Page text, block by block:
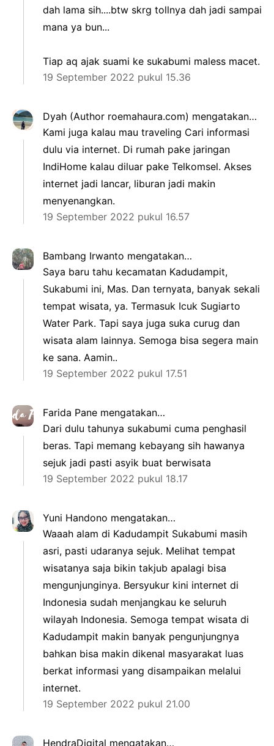
dah lama sih....btw skrg tollnya dah jadi sampai
mana ya bun...
Tiap aq ajak suami ke sukabumi maless macet.
19 September 2022 pukul 15.36
Dyah (Author roemahaura.com) mengatakan…
Kami juga kalau mau traveling Cari informasi
dulu via internet. Di rumah pake jaringan
IndiHome kalau diluar pake Telkomsel. Akses
internet jadi lancar, liburan jadi makin
menyenangkan.
19 September 2022 pukul 16.57
Bambang Irwanto mengatakan…
Saya baru tahu kecamatan Kadudampit,
Sukabumi ini, Mas. Dan ternyata, banyak sekali
tempat wisata, ya. Termasuk Icuk Sugiarto
Water Park. Tapi saya juga suka curug dan
wisata alam lainnya. Semoga bisa segera main
ke sana. Aamin..
19 September 2022 pukul 17.51
Farida Pane mengatakan…
Dari dulu tahunya sukabumi cuma penghasil
beras. Tapi memang kebayang sih hawanya
sejuk jadi pasti asyik buat berwisata
19 September 2022 pukul 18.17
Yuni Handono mengatakan…
Waaah alam di Kadudampit Sukabumi masih
asri, pasti udaranya sejuk. Melihat tempat
wisatanya saja bikin takjub apalagi bisa
mengunjunginya. Bersyukur kini internet di
Indonesia sudah menjangkau ke seluruh
wilayah Indonesia. Semoga tempat wisata di
Kadudampit makin banyak pengunjungnya
bahkan bisa makin dikenal masyarakat luas
berkat informasi yang disampaikan melalui
internet.
19 September 2022 pukul 21.00
HendraDigital mengatakan…